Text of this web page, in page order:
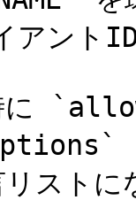
アント
時に
を
リスト